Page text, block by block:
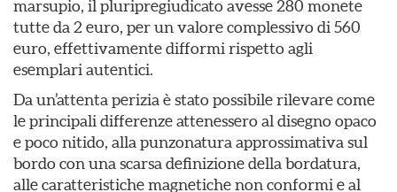
marsupio, il pluripregiudicato avesse 280 monete
tutte da 2 euro, per un valore complessivo di 560
euro, effettivamente difformi rispetto agli
esemplari autentici.
Da un’attenta perizia è stato possibile rilevare come
le principali differenze attenessero al disegno opaco
e poco nitido, alla punzonatura approssimativa sul
bordo con una scarsa definizione della bordatura,
alle caratteristiche magnetiche non conformi e al